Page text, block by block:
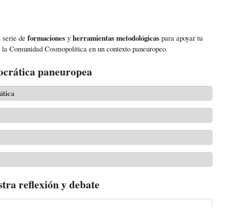
serie de formaciones y herramientas metodológicas para apoyar tu
la Comunidad Cosmopolítica en un contexto paneuropeo.
paneuropea
reflexión y debate